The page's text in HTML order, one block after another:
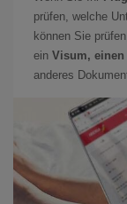
prüfen, welche
können Sie
ein Visum, einen
anderes